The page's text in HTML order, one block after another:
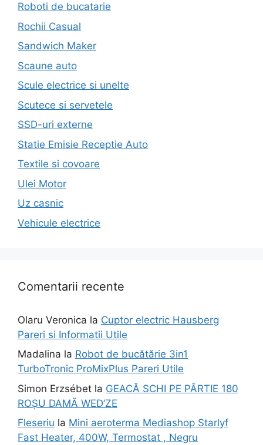
Roboti de bucatarie
Rochii Casual
Sandwich Maker
Scaune auto
Scule electrice si unelte
Scutece si servetele
SSD-uri externe
Statie Emisie Receptie Auto
Textile si covoare
Ulei Motor
Uz casnic
Vehicule electrice
Comentarii recente
Olaru Veronica la Cuptor electric Hausberg
Pareri si Informatii Utile
Madalina la Robot de bucătărie 3in1
TurboTronic ProMixPlus Pareri Utile
Simon Erzsébet la GEACĂ SCHI PE PÂRTIE 180
ROȘU DAMĂ WED’ZE
Fleseriu la Mini aeroterma Mediashop Starlyf
Fast Heater, 400W, Termostat , Negru